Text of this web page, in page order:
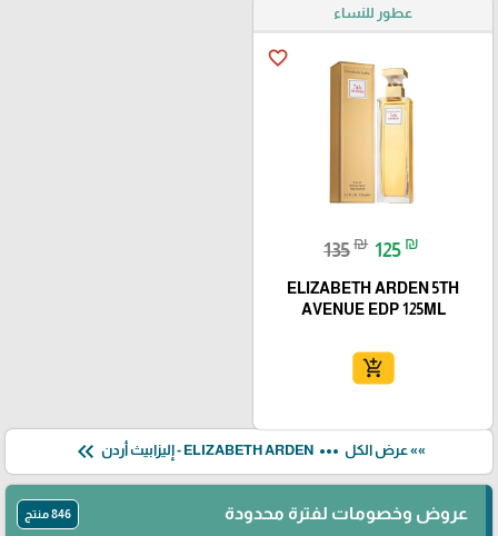
عطور للنساء
favorite_border
135₪ 125 ₪
ELIZABETH ARDEN 5TH
AVENUE EDP 125ML
add_shopping_cart
»» عرض الكل more_horiz
keyboard_double_arrow_left
عروض وخصومات لفترة محدودة 846 منتج